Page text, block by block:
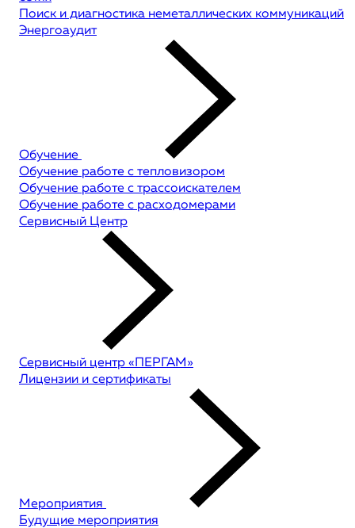
Поиск и диагностика неметаллических коммуникаций
Энергоаудит
Обучение
Обучение работе с тепловизором
Обучение работе с трассоискателем
Обучение работе с расходомерами
Сервисный Центр
Сервисный центр «ПЕРГАМ»
Лицензии и сертификаты
Мероприятия
Будущие мероприятия